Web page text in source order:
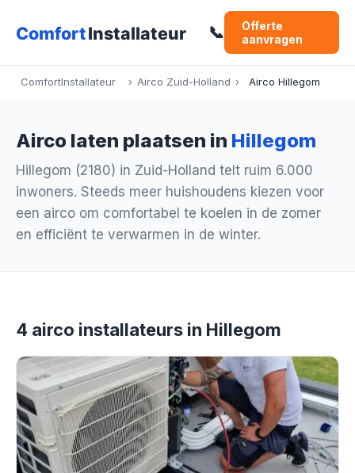
📞
Offerte
aanvragen
ComfortInstallateur › Airco Zuid-Holland › Airco Hillegom
Airco laten plaatsen in Hillegom
Hillegom (2180) in Zuid-Holland telt ruim 6.000
inwoners. Steeds meer huishoudens kiezen voor
een airco om comfortabel te koelen in de zomer
en efficiënt te verwarmen in de winter.
4 airco installateurs in Hillegom